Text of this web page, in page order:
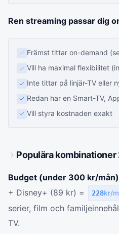
Ren streaming passar dig
Främst tittar on-demand
Vill ha maximal flexibilitet
Inte tittar på linjär-TV eller
Redan har en Smart-TV,
Vill styra kostnaden exakt
Populära kombinationer
Budget (under 300 kr/mån)
+ Disney+ (89 kr) =
228kr/
serier, film och
TV.